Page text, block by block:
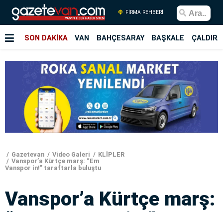
FİRMA REHBERİ
SON DAKİKA VAN BAHÇESARAY BAŞKALE
Gazetevan Video Galeri
KLİPLER
Vanspor’a Kürtçe marş: “Em
Vanspor in!” taraftarla buluştu
Vanspor’a Kürtçe marş: